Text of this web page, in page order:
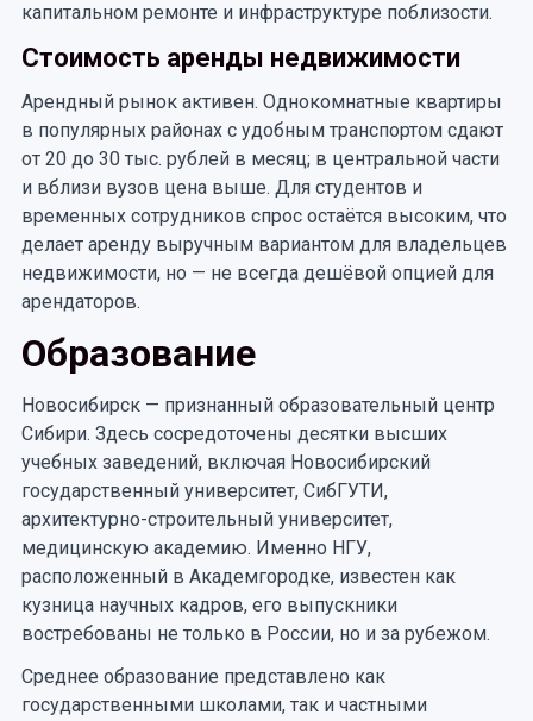
капитальном ремонте и инфраструктуре поблизости.
Стоимость аренды недвижимости
Арендный рынок активен. Однокомнатные квартиры
в популярных районах с удобным транспортом сдают
от 20 до 30 тыс. рублей в месяц; в центральной части
и вблизи вузов цена выше. Для студентов и
временных сотрудников спрос остаётся высоким, что
делает аренду выручным вариантом для владельцев
недвижимости, но — не всегда дешёвой опцией для
арендаторов.
Образование
Новосибирск — признанный образовательный центр
Сибири. Здесь сосредоточены десятки высших
учебных заведений, включая Новосибирский
государственный университет, СибГУТИ,
архитектурно-строительный университет,
медицинскую академию. Именно НГУ,
расположенный в Академгородке, известен как
кузница научных кадров, его выпускники
востребованы не только в России, но и за рубежом.
Среднее образование представлено как
государственными школами, так и частными